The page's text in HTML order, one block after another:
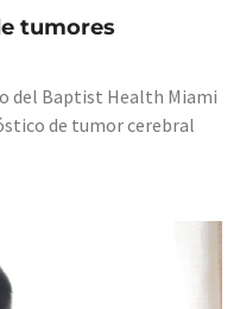
tumores
del Baptist Health Miami
de tumor cerebral